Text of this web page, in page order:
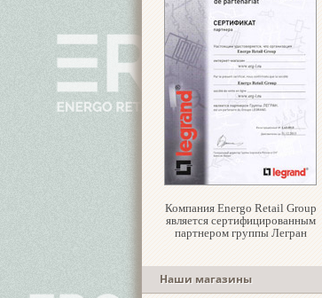
Компания Energo Retail Group
является сертифицированным
партнером группы Легран
Наши магазины